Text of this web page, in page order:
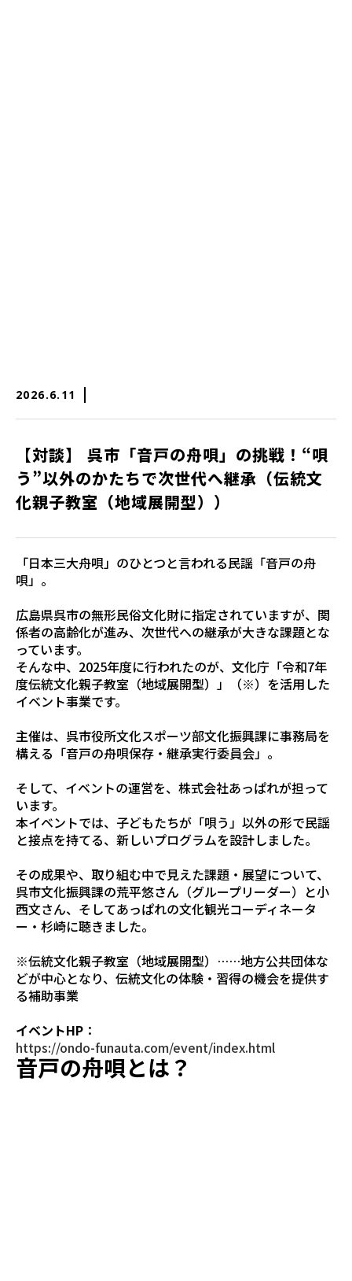
2026.6.11
【対談】 呉市「音戸の舟唄」の挑戦！“唄
う”以外のかたちで次世代へ継承（伝統文
化親子教室（地域展開型））
「日本三大舟唄」のひとつと言われる民謡「音戸の舟
唄」。
広島県呉市の無形民俗文化財に指定されていますが、関
係者の高齢化が進み、次世代への継承が大きな課題とな
っています。
そんな中、2025年度に行われたのが、文化庁「令和7年
度伝統文化親子教室（地域展開型）」（※）を活用した
イベント事業です。
主催は、呉市役所文化スポーツ部文化振興課に事務局を
構える「音戸の舟唄保存・継承実行委員会」。
そして、イベントの運営を、株式会社あっぱれが担って
います。
本イベントでは、子どもたちが「唄う」以外の形で民謡
と接点を持てる、新しいプログラムを設計しました。
その成果や、取り組む中で見えた課題・展望について、
呉市文化振興課の荒平悠さん（グループリーダー）と小
西文さん、そしてあっぱれの文化観光コーディネータ
ー・杉崎に聴きました。
※伝統文化親子教室（地域展開型）……地方公共団体な
どが中心となり、伝統文化の体験・習得の機会を提供す
る補助事業
イベントHP ：
https://ondo-funauta.com/event/index.html
音戸の舟唄とは？